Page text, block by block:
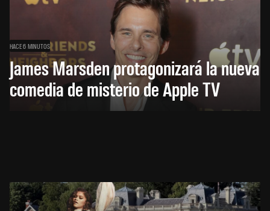
HACE 6 MINUTOS
James Marsden protagonizará la nueva
comedia de misterio de Apple TV